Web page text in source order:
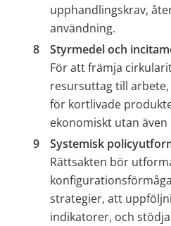
upphandlingskrav,
användning.
Styrmedel och
För att främja
resursuttag till
för kortlivade
ekonomiskt utan
Systemisk
Rättsakten bör
strategier, att
indikatorer, och